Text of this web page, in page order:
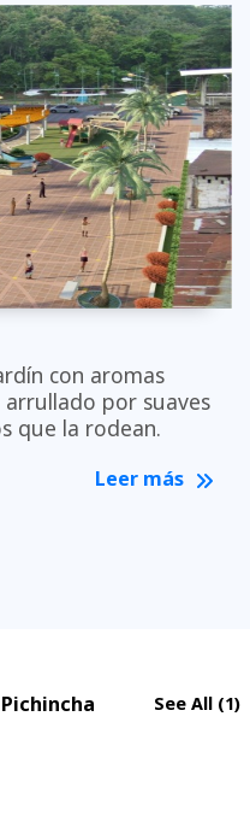
con aromas
por suaves
que la rodean.
Leer más
See All (1)